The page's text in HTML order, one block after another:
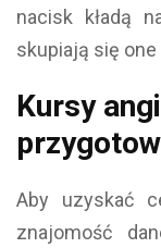
nacisk kładą
skupiają się
Kursy
Aby uzyskać
znajomość